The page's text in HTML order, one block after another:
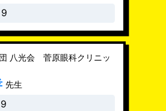
八光会 菅原眼科クリニッ
先生